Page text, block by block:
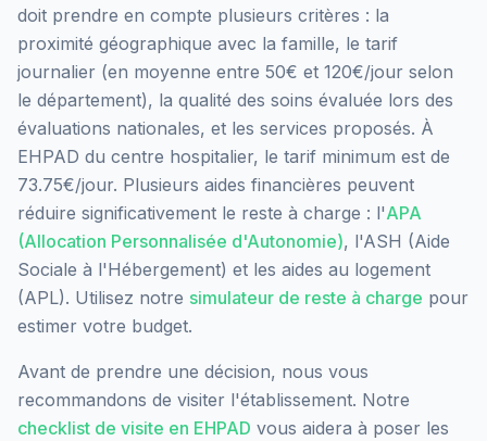
doit prendre en compte plusieurs critères : la
proximité géographique avec la famille, le tarif
journalier (en moyenne entre 50€ et 120€/jour selon
le département), la qualité des soins évaluée lors des
évaluations nationales, et les services proposés. À
EHPAD du centre hospitalier, le tarif minimum est de
73.75€/jour. Plusieurs aides financières peuvent
réduire significativement le reste à charge : l'APA
(Allocation Personnalisée d'Autonomie), l'ASH (Aide
Sociale à l'Hébergement) et les aides au logement
(APL). Utilisez notre simulateur de reste à charge pour
estimer votre budget.
Avant de prendre une décision, nous vous
recommandons de visiter l'établissement. Notre
checklist de visite en EHPAD vous aidera à poser les